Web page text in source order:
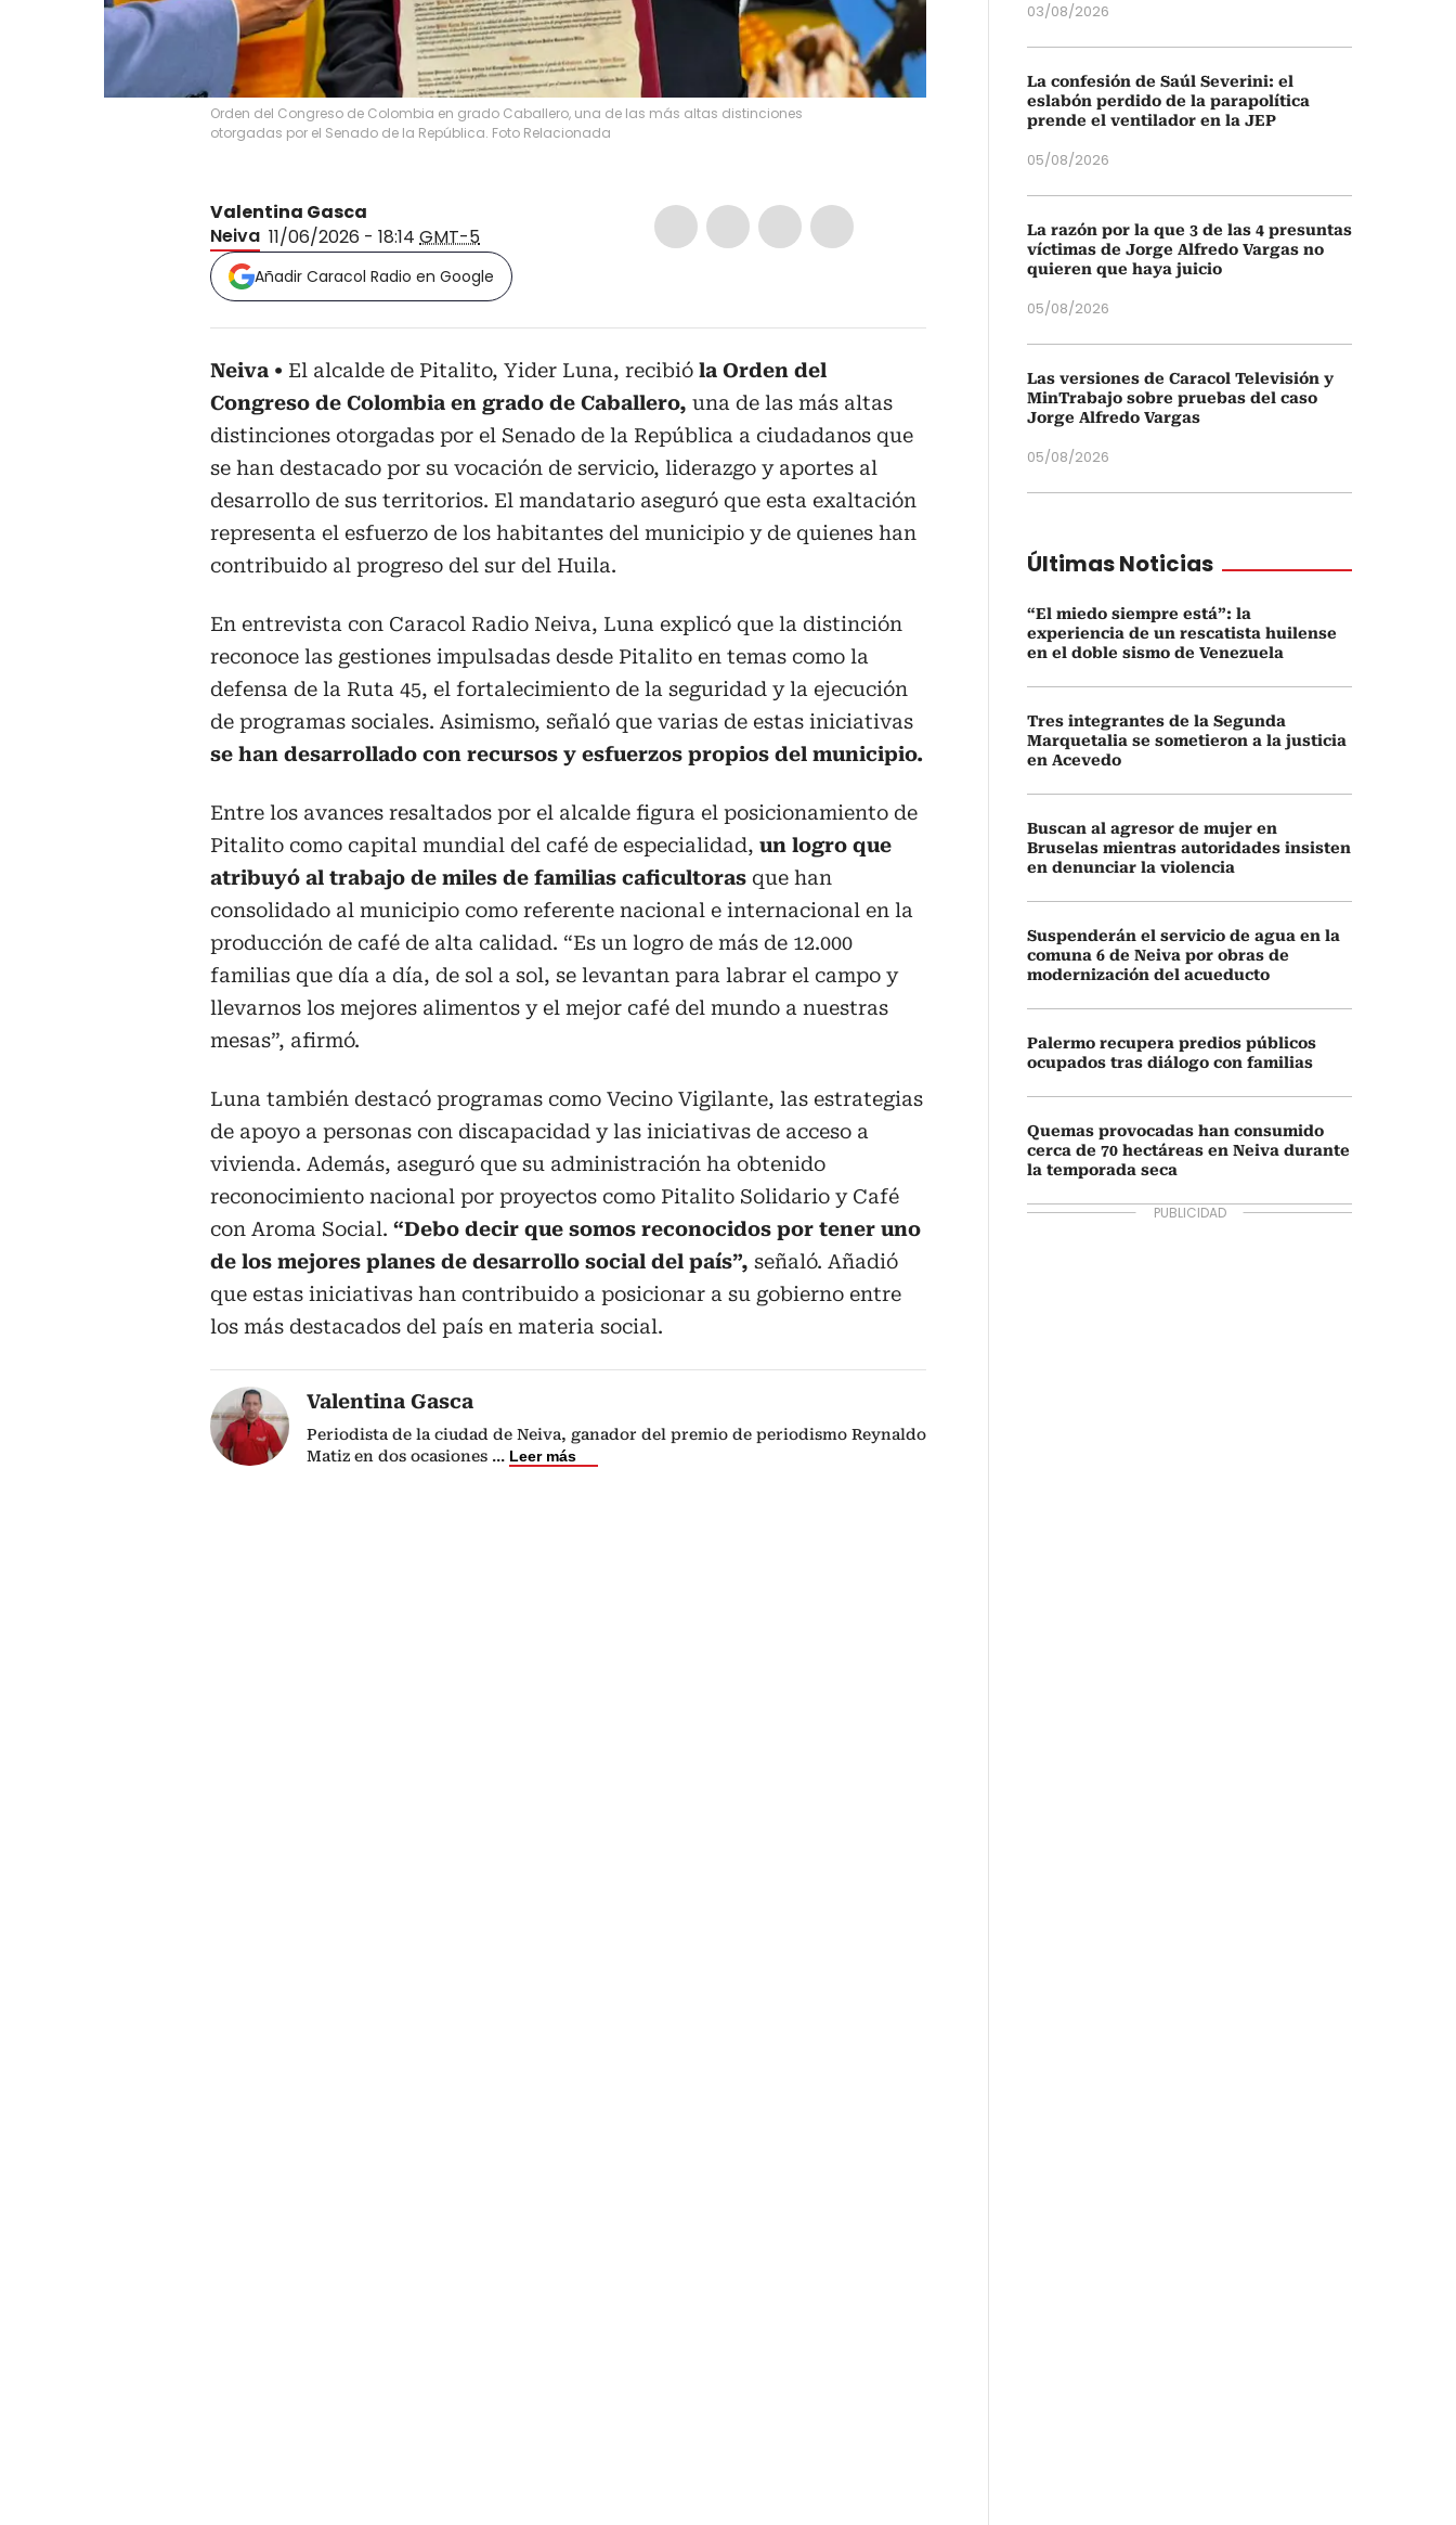
Orden del Congreso de Colombia en grado Caballero, una de las más altas distinciones
otorgadas por el Senado de la República. Foto Relacionada
Valentina Gasca
Neiva 11/06/2026 - 18:14 GMT-5
Añadir Caracol Radio en Google
Neiva El alcalde de Pitalito, Yider Luna, recibió la Orden del
Congreso de Colombia en grado de Caballero, una de las más altas
distinciones otorgadas por el Senado de la República a ciudadanos que
se han destacado por su vocación de servicio, liderazgo y aportes al
desarrollo de sus territorios. El mandatario aseguró que esta exaltación
representa el esfuerzo de los habitantes del municipio y de quienes han
contribuido al progreso del sur del Huila.
En entrevista con Caracol Radio Neiva, Luna explicó que la distinción
reconoce las gestiones impulsadas desde Pitalito en temas como la
defensa de la Ruta 45, el fortalecimiento de la seguridad y la ejecución
de programas sociales. Asimismo, señaló que varias de estas iniciativas
se han desarrollado con recursos y esfuerzos propios del municipio.
Entre los avances resaltados por el alcalde figura el posicionamiento de
Pitalito como capital mundial del café de especialidad, un logro que
atribuyó al trabajo de miles de familias caficultoras que han
consolidado al municipio como referente nacional e internacional en la
producción de café de alta calidad. “Es un logro de más de 12.000
familias que día a día, de sol a sol, se levantan para labrar el campo y
llevarnos los mejores alimentos y el mejor café del mundo a nuestras
mesas”, afirmó.
Luna también destacó programas como Vecino Vigilante, las estrategias
de apoyo a personas con discapacidad y las iniciativas de acceso a
vivienda. Además, aseguró que su administración ha obtenido
reconocimiento nacional por proyectos como Pitalito Solidario y Café
con Aroma Social. “Debo decir que somos reconocidos por tener uno
de los mejores planes de desarrollo social del país”, señaló. Añadió
que estas iniciativas han contribuido a posicionar a su gobierno entre
los más destacados del país en materia social.
Valentina Gasca
Periodista de la ciudad de Neiva, ganador del premio de periodismo Reynaldo
Matiz en dos ocasiones ... Leer más
03/08/2026
La confesión de Saúl Severini: el
eslabón perdido de la parapolítica
prende el ventilador en la JEP
05/08/2026
La razón por la que 3 de las 4 presuntas
víctimas de Jorge Alfredo Vargas no
quieren que haya juicio
05/08/2026
Las versiones de Caracol Televisión y
MinTrabajo sobre pruebas del caso
Jorge Alfredo Vargas
05/08/2026
Últimas Noticias
“El miedo siempre está”: la
experiencia de un rescatista huilense
en el doble sismo de Venezuela
Tres integrantes de la Segunda
Marquetalia se sometieron a la justicia
en Acevedo
Buscan al agresor de mujer en
Bruselas mientras autoridades insisten
en denunciar la violencia
Suspenderán el servicio de agua en la
comuna 6 de Neiva por obras de
modernización del acueducto
Palermo recupera predios públicos
ocupados tras diálogo con familias
Quemas provocadas han consumido
cerca de 70 hectáreas en Neiva durante
la temporada seca